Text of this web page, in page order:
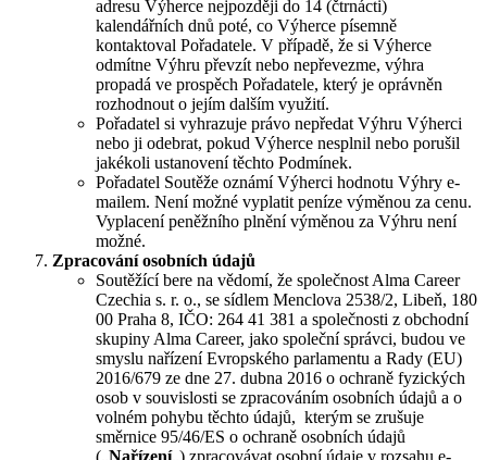
adresu Výherce nejpozději do 14 (čtrnácti)
kalendářních dnů poté, co Výherce písemně
kontaktoval Pořadatele. V případě, že si Výherce
odmítne Výhru převzít nebo nepřevezme, výhra
propadá ve prospěch Pořadatele, který je oprávněn
rozhodnout o jejím dalším využití.
Pořadatel si vyhrazuje právo nepředat Výhru Výherci
nebo ji odebrat, pokud Výherce nesplnil nebo porušil
jakékoli ustanovení těchto Podmínek.
Pořadatel Soutěže oznámí Výherci hodnotu Výhry e-
mailem. Není možné vyplatit peníze výměnou za cenu.
Vyplacení peněžního plnění výměnou za Výhru není
možné.
Zpracování osobních údajů
Soutěžící bere na vědomí, že společnost Alma Career
Czechia s. r. o., se sídlem Menclova 2538/2, Libeň, 180
00 Praha 8, IČO: 264 41 381 a společnosti z obchodní
skupiny Alma Career, jako společní správci, budou ve
smyslu nařízení Evropského parlamentu a Rady (EU)
2016/679 ze dne 27. dubna 2016 o ochraně fyzických
osob v souvislosti se zpracováním osobních údajů a o
volném pohybu těchto údajů, kterým se zrušuje
směrnice 95/46/ES o ochraně osobních údajů
(„Nařízení„) zpracovávat osobní údaje v rozsahu e-